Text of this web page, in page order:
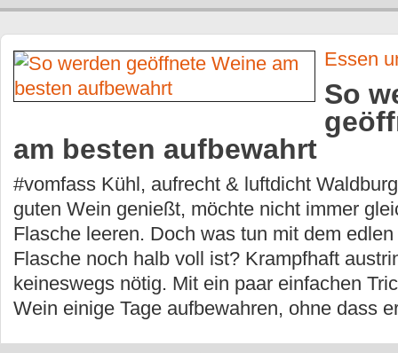
Essen
So
am besten aufbewahrt
#vomfass Kühl, aufrecht & luftdicht
guten Wein genießt, möchte nicht immer
Flasche leeren. Doch was tun mit dem
Flasche noch halb voll ist? Krampfhaft
keineswegs nötig. Mit ein paar einfachen
Wein einige Tage aufbewahren, ohne dass